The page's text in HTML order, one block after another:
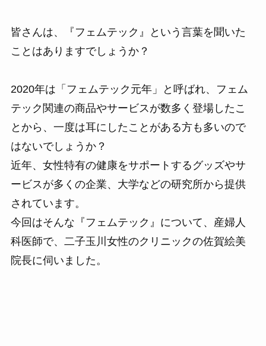
皆さんは、『フェムテック』という言葉を聞いた
ことはありますでしょうか？
2020年は「フェムテック元年」と呼ばれ、フェム
テック関連の商品やサービスが数多く登場したこ
とから、一度は耳にしたことがある方も多いので
はないでしょうか？
近年、女性特有の健康をサポートするグッズやサ
ービスが多くの企業、大学などの研究所から提供
されています。
今回はそんな『フェムテック』について、産婦人
科医師で、二子玉川女性のクリニックの佐賀絵美
院長に伺いました。